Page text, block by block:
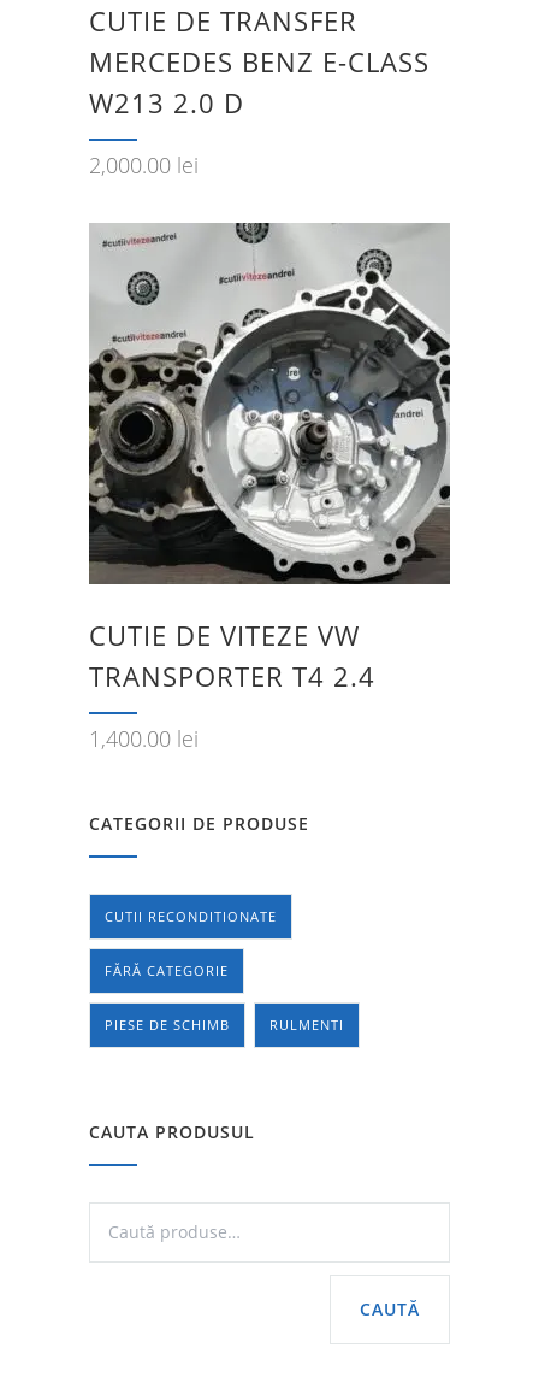
CUTIE DE TRANSFER
MERCEDES BENZ E-CLASS
W213 2.0 D
2,000.00 lei
CUTIE DE VITEZE VW
TRANSPORTER T4 2.4
1,400.00 lei
CATEGORII DE PRODUSE
CUTII RECONDITIONATE
FĂRĂ CATEGORIE
PIESE DE SCHIMB RULMENTI
CAUTA PRODUSUL
CAUTĂ